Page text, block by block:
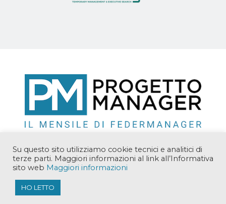
Copyright © 2018 Manager Solutions Srl. Tutti i diritti
Su questo sito utilizziamo cookie tecnici e analitici di
terze parti. Maggiori informazioni al link all’Informativa
sito web Maggiori informazioni
HO LETTO